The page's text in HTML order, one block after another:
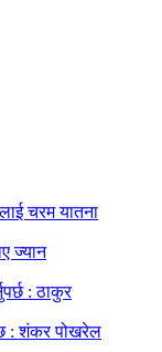
चरम यातना
ज्यान
: ठाकुर
: शंकर पोखरेल